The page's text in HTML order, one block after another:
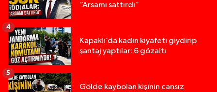
“Arsamı sattırdı”
Kapaklı’da kadın kıyafeti giydirip
şantaj yaptılar: 6 gözaltı
4
Gölde kaybolan kişinin cansız
5